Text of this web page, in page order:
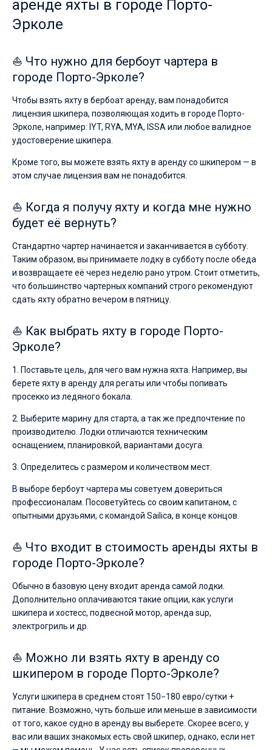
аренде яхты в городе Порто-
Эрколе
⛵ Что нужно для бербоут чартера в
городе Порто-Эрколе?
Чтобы взять яхту в бербоат аренду, вам понадобится
лицензия шкипера, позволяющая ходить в городе Порто-
Эрколе, например: IYT, RYA, MYA, ISSA или любое валидное
удостоверение шкипера.
Кроме того, вы можете взять яхту в аренду со шкипером — в
этом случае лицензия вам не понадобится.
⛵ Когда я получу яхту и когда мне нужно
будет её вернуть?
Стандартно чартер начинается и заканчивается в субботу.
Таким образом, вы принимаете лодку в субботу после обеда
и возвращаете её через неделю рано утром. Стоит отметить,
что большинство чартерных компаний строго рекомендуют
сдать яхту обратно вечером в пятницу.
⛵ Как выбрать яхту в городе Порто-
Эрколе?
1. Поставьте цель, для чего вам нужна яхта. Например, вы
берете яхту в аренду для регаты или чтобы попивать
просекко из ледяного бокала.
2. Выберите марину для старта, а так же предпочтение по
производителю. Лодки отличаются техническим
оснащением, планировкой, вариантами досуга.
3. Определитесь с размером и количеством мест.
В выборе бербоут чартера мы советуем довериться
профессионалам. Посоветуйтесь со своим капитаном, с
опытными друзьями, с командой Sailica, в конце концов.
⛵ Что входит в стоимость аренды яхты в
городе Порто-Эрколе?
Обычно в базовую цену входит аренда самой лодки.
Дополнительно оплачиваются такие опции, как услуги
шкипера и хостесс, подвесной мотор, аренда sup,
электрогриль и др.
⛵ Можно ли взять яхту в аренду со
шкипером в городе Порто-Эрколе?
Услуги шкипера в среднем стоят 150−180 евро/сутки +
питание. Возможно, чуть больше или меньше в зависимости
от того, какое судно в аренду вы выберете. Скорее всего, у
вас или ваших знакомых есть свой шкипер, однако, если нет